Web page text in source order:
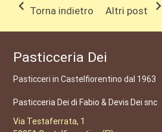
chevron_left Torna indietro Altri post chevron_right
Pasticceria Dei
Pasticceri in Castelfiorentino dal 1963
Pasticceria Dei di Fabio & Devis Dei snc
Via Testaferrata, 1